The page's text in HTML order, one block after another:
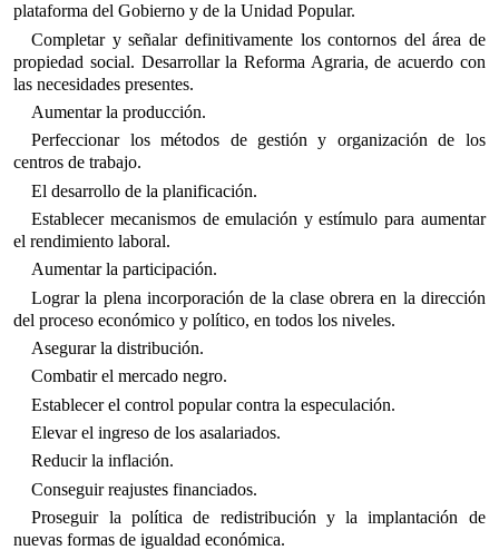
plataforma del Gobierno y de la Unidad Popular.
Completar y señalar definitivamente los contornos del área de
propiedad social. Desarrollar la Reforma Agraria, de acuerdo con
las necesidades presentes.
Aumentar la producción.
Perfeccionar los métodos de gestión y organización de los
centros de trabajo.
El desarrollo de la planificación.
Establecer mecanismos de emulación y estímulo para aumentar
el rendimiento laboral.
Aumentar la participación.
Lograr la plena incorporación de la clase obrera en la dirección
del proceso económico y político, en todos los niveles.
Asegurar la distribución.
Combatir el mercado negro.
Establecer el control popular contra la especulación.
Elevar el ingreso de los asalariados.
Reducir la inflación.
Conseguir reajustes financiados.
Proseguir la política de redistribución y la implantación de
nuevas formas de igualdad económica.